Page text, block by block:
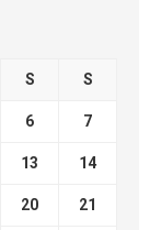
S S
6 7
13 14
20 21